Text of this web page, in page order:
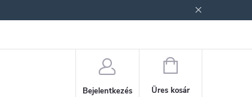
Bejelentkezés
KOSÁR
Üres kosár